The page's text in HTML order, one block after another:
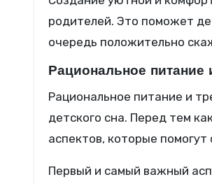
родителей. Это поможет
очередь положительно
Рациональное питание
Рациональное питание и
детского сна. Перед тем
аспектов, которые
Первый и самый важный